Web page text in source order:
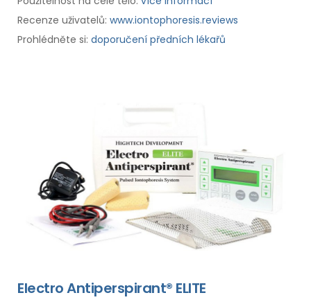
Recenze uživatelů: www.iontophoresis.reviews
Prohlédněte si: doporučení předních lékařů
Electro Antiperspirant® ELITE